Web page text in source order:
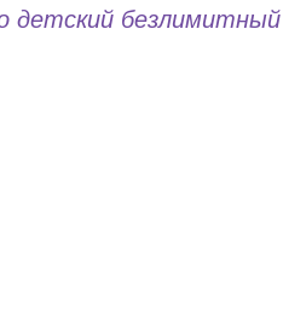
детский безлимитный